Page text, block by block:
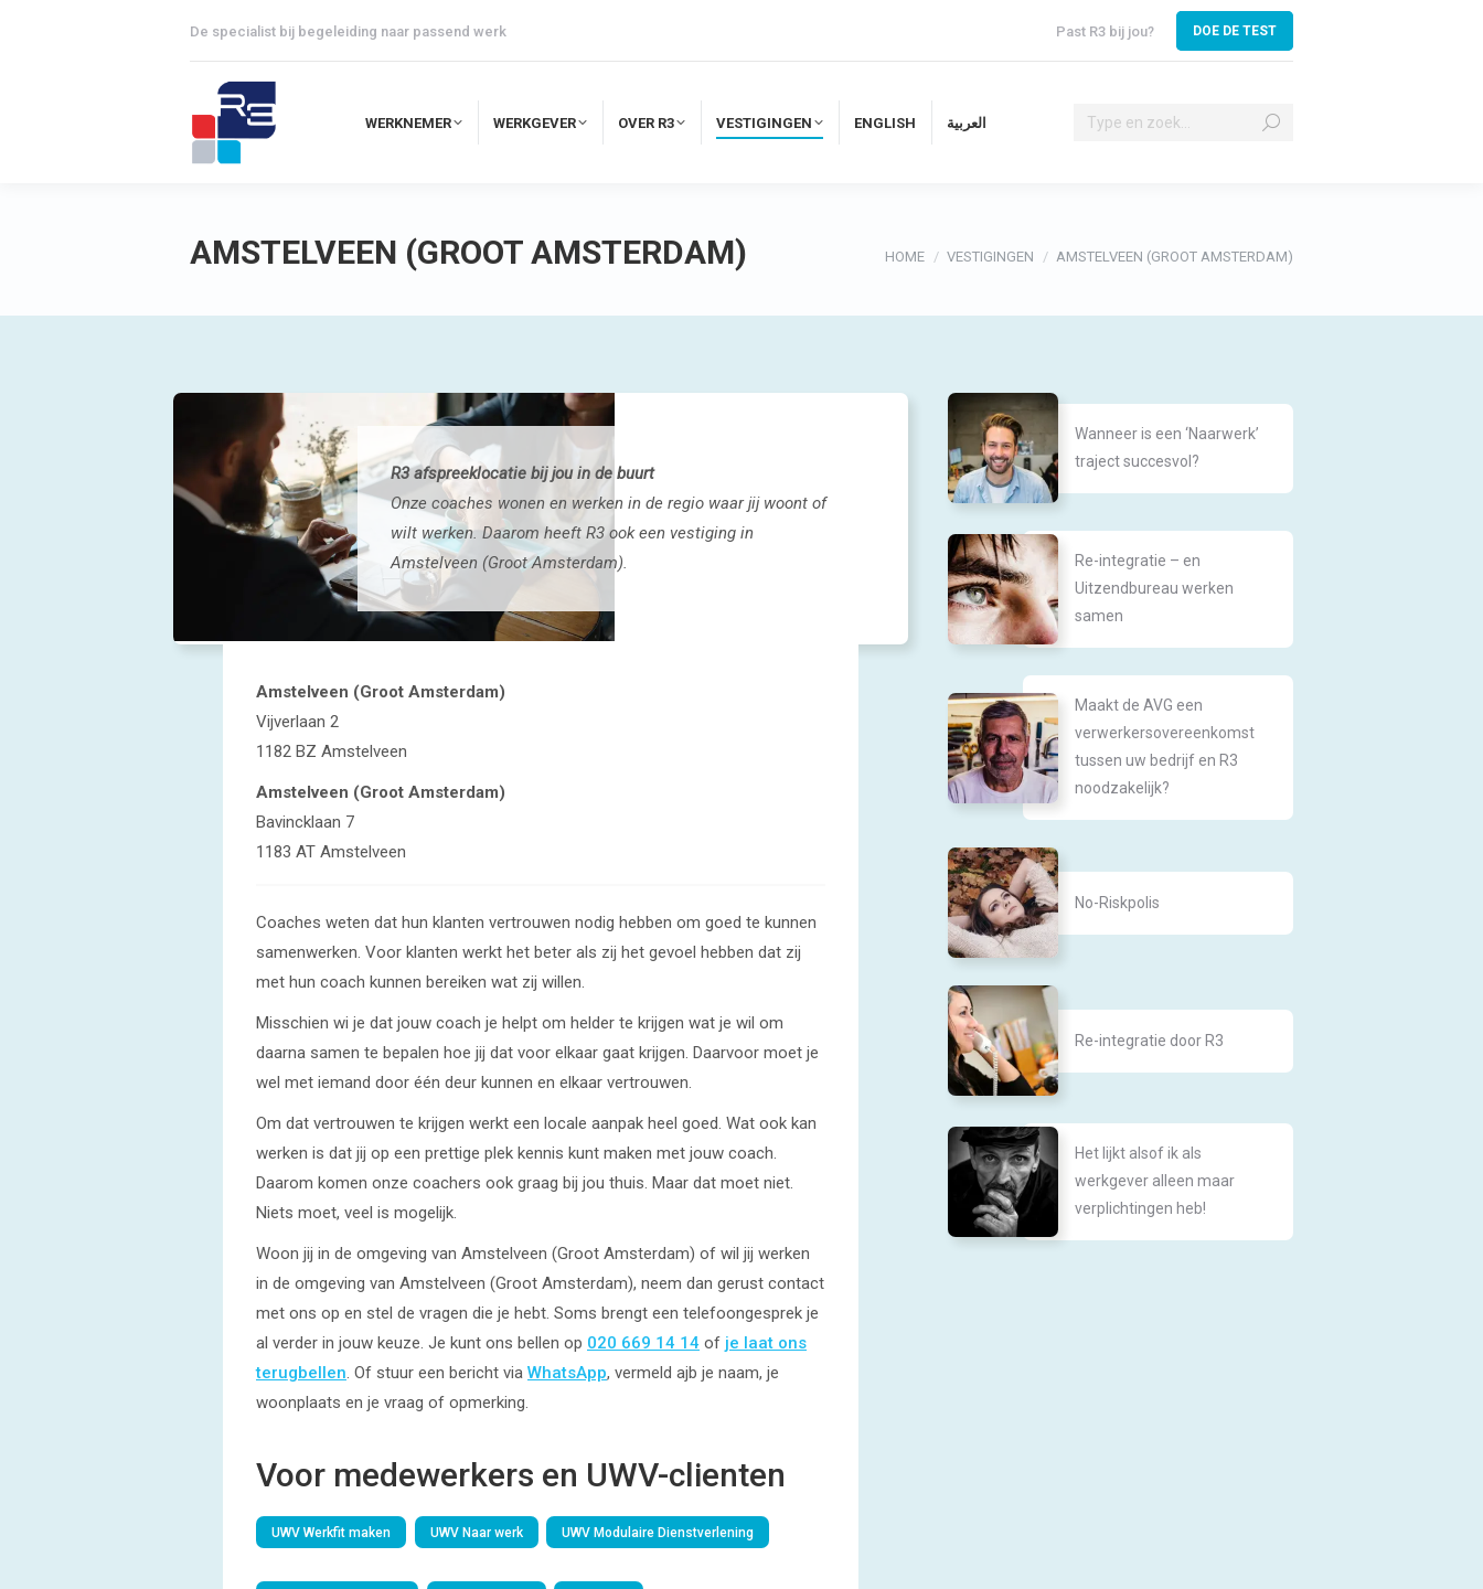
De specialist bij begeleiding naar passend werk Past R3 bij jou? DOE DE TEST
WERKNEMER WERKGEVER OVER R3 VESTIGINGEN ENGLISH العربية Search:
AMSTELVEEN (GROOT AMSTERDAM) Je bent hier:
HOME VESTIGINGEN AMSTELVEEN (GROOT AMSTERDAM)
R3 afspreeklocatie bij jou in de buurt
Onze coaches wonen en werken in de regio waar jij woont of
wilt werken. Daarom heeft R3 ook een vestiging in
Amstelveen (Groot Amsterdam).
Amstelveen (Groot Amsterdam)
Vijverlaan 2
1182 BZ Amstelveen
Amstelveen (Groot Amsterdam)
Bavincklaan 7
1183 AT Amstelveen
Coaches weten dat hun klanten vertrouwen nodig hebben om goed te kunnen
samenwerken. Voor klanten werkt het beter als zij het gevoel hebben dat zij
met hun coach kunnen bereiken wat zij willen.
Misschien wi je dat jouw coach je helpt om helder te krijgen wat je wil om
daarna samen te bepalen hoe jij dat voor elkaar gaat krijgen. Daarvoor moet je
wel met iemand door één deur kunnen en elkaar vertrouwen.
Om dat vertrouwen te krijgen werkt een locale aanpak heel goed. Wat ook kan
werken is dat jij op een prettige plek kennis kunt maken met jouw coach.
Daarom komen onze coachers ook graag bij jou thuis. Maar dat moet niet.
Niets moet, veel is mogelijk.
Woon jij in de omgeving van Amstelveen (Groot Amsterdam) of wil jij werken
in de omgeving van Amstelveen (Groot Amsterdam), neem dan gerust contact
met ons op en stel de vragen die je hebt. Soms brengt een telefoongesprek je
al verder in jouw keuze. Je kunt ons bellen op 020 669 14 14 of je laat ons
terugbellen. Of stuur een bericht via WhatsApp, vermeld ajb je naam, je
woonplaats en je vraag of opmerking.
Voor medewerkers en UWV-clienten
UWV Werkfit maken UWV Naar werk UWV Modulaire Dienstverlening
Wanneer is een ‘Naarwerk’
traject succesvol?
Re-integratie – en
Uitzendbureau werken
samen
Maakt de AVG een
verwerkersovereenkomst
tussen uw bedrijf en R3
noodzakelijk?
No-Riskpolis
Re-integratie door R3
Het lijkt alsof ik als
werkgever alleen maar
verplichtingen heb!